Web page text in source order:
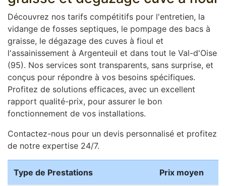
Découvrez nos tarifs compétitifs pour l'entretien, la
vidange de fosses septiques, le pompage des bacs à
graisse, le dégazage des cuves à fioul et
l'assainissement à Argenteuil et dans tout le Val-d'Oise
(95). Nos services sont transparents, sans surprise, et
conçus pour répondre à vos besoins spécifiques.
Profitez de solutions efficaces, avec un excellent
rapport qualité-prix, pour assurer le bon
fonctionnement de vos installations.
Contactez-nous pour un devis personnalisé et profitez
de notre expertise 24/7.
Type de Prestations Prix moyen